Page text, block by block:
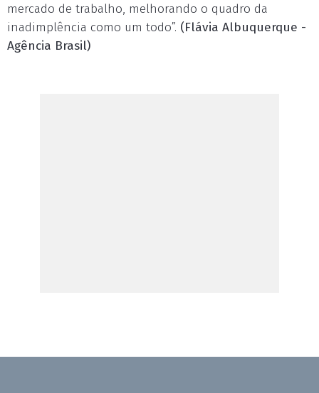
mercado de trabalho, melhorando o quadro da
inadimplência como um todo”. (Flávia Albuquerque -
Agência Brasil)